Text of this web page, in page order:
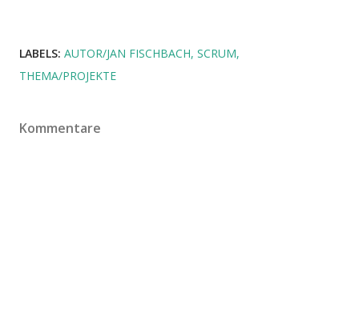
LABELS: AUTOR/JAN FISCHBACH SCRUM
THEMA/PROJEKTE
Kommentare